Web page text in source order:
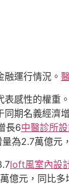
運行情況。
感性的權
期名義經濟
長6中醫診所
為2.7萬億元
loft風室內設
億元，同比多